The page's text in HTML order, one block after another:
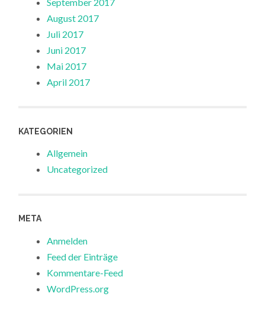
August 2017
Juli 2017
Juni 2017
Mai 2017
April 2017
KATEGORIEN
Allgemein
Uncategorized
META
Anmelden
Feed der Einträge
Kommentare-Feed
WordPress.org